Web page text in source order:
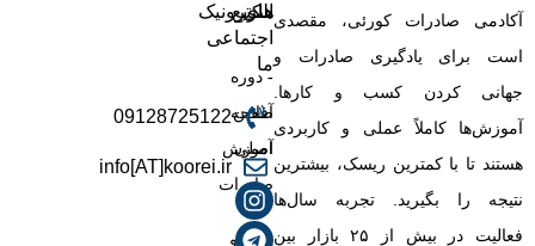
آکادمی صادرات کورئی، مقصدی
است برای یادگیری صادرات و
جهانی کردن کسب‌ و کارها.
آموزش‌ها کاملاً عملی و کاربردی
هستند تا با کمترین ریسک، بیشترین
نتیجه را بگیرید. تجربه سال‌ها
فعالیت در بیش از ۲۵ بازار بین‌
سریع
-
صفحه
اصلی
-
بلاگ
ها
- دوره
آفلاین
آموزش
صادرات
- رزرو
های
اجتماعی
ما
09128725122
info[AT]koorei.ir
الکترونیک